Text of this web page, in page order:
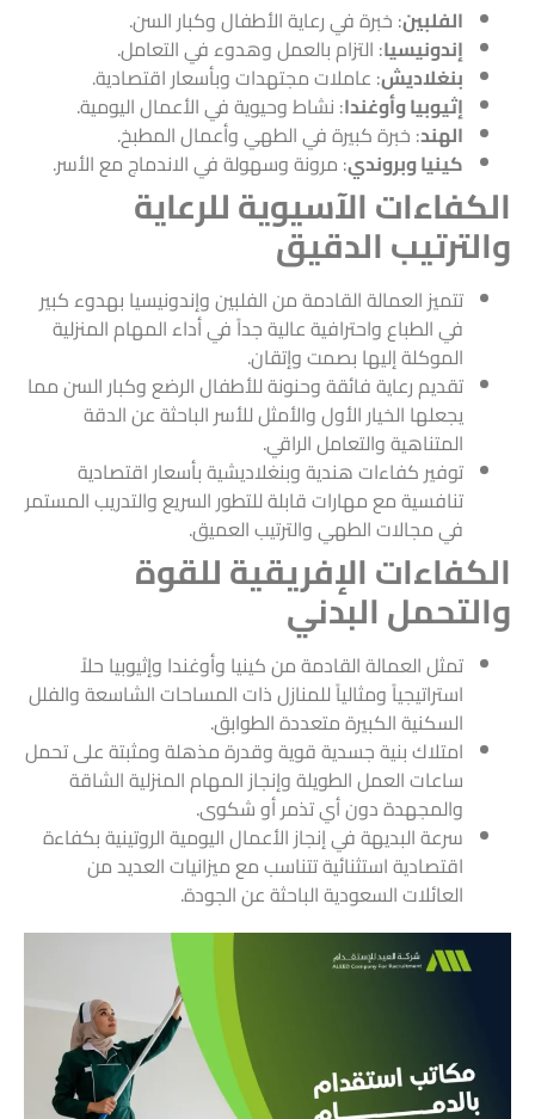
الفلبين: خبرة في رعاية الأطفال وكبار السن.
إندونيسيا: التزام بالعمل وهدوء في التعامل.
بنغلاديش: عاملات مجتهدات وبأسعار اقتصادية.
إثيوبيا وأوغندا: نشاط وحيوية في الأعمال اليومية.
الهند: خبرة كبيرة في الطهي وأعمال المطبخ.
كينيا وبروندي: مرونة وسهولة في الاندماج مع الأسر.
الكفاءات الآسيوية للرعاية
والترتيب الدقيق
تتميز العمالة القادمة من الفلبين وإندونيسيا بهدوء كبير
في الطباع واحترافية عالية جداً في أداء المهام المنزلية
الموكلة إليها بصمت وإتقان.
تقديم رعاية فائقة وحنونة للأطفال الرضع وكبار السن مما
يجعلها الخيار الأول والأمثل للأسر الباحثة عن الدقة
المتناهية والتعامل الراقي.
توفير كفاءات هندية وبنغلاديشية بأسعار اقتصادية
تنافسية مع مهارات قابلة للتطور السريع والتدريب المستمر
في مجالات الطهي والترتيب العميق.
الكفاءات الإفريقية للقوة
والتحمل البدني
تمثل العمالة القادمة من كينيا وأوغندا وإثيوبيا حلاً
استراتيجياً ومثالياً للمنازل ذات المساحات الشاسعة والفلل
السكنية الكبيرة متعددة الطوابق.
امتلاك بنية جسدية قوية وقدرة مذهلة ومثبتة على تحمل
ساعات العمل الطويلة وإنجاز المهام المنزلية الشاقة
والمجهدة دون أي تذمر أو شكوى.
سرعة البديهة في إنجاز الأعمال اليومية الروتينية بكفاءة
اقتصادية استثنائية تتناسب مع ميزانيات العديد من
العائلات السعودية الباحثة عن الجودة.